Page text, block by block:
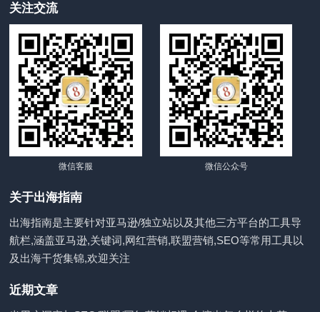
关注交流
微信客服 微信公众号
关于出海指南
出海指南是主要针对亚马逊/独立站以及其他三方平台的工具导
航栏,涵盖亚马逊,关键词,网红营销,联盟营销,SEO等常用工具以
及出海干货集锦,欢迎关注
近期文章